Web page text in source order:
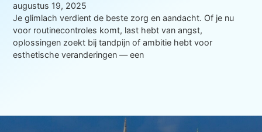
augustus 19, 2025
Je glimlach verdient de beste zorg en aandacht. Of je nu
voor routinecontroles komt, last hebt van angst,
oplossingen zoekt bij tandpijn of ambitie hebt voor
esthetische veranderingen — een